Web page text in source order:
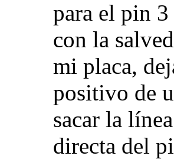
para el pin
con la
mi placa,
positivo de
sacar la
directa del